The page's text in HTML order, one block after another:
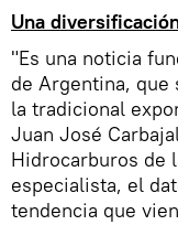
Una
"Es una noticia
de Argentina, que
la tradicional
Juan José
Hidrocarburos de
especialista, el
tendencia que